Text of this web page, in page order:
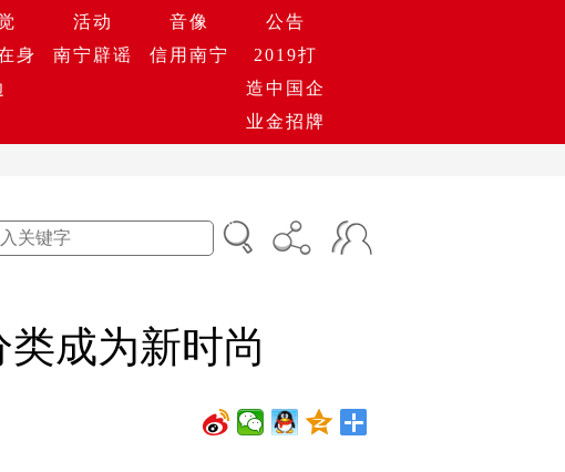
活动 音像
公告
身
南宁辟谣 信用南宁
2019打
造中国企
业金招牌
成为新时尚